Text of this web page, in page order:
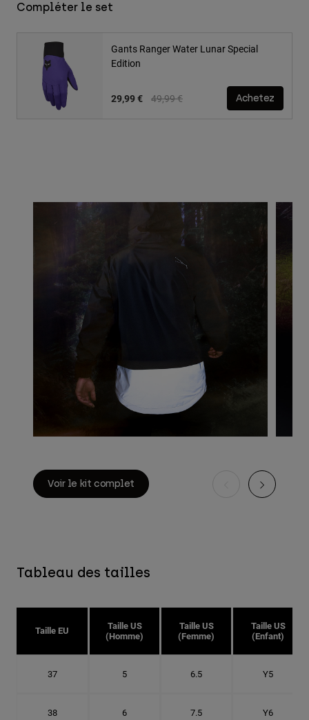
Compléter le set
Gants Ranger Water Lunar Special
Edition
Price reduced from
49,99 €to
29,99 € Achetez
Voir le kit complet
Tableau des tailles
Taille EU
Taille US
(Homme)
Taille US
(Femme)
Taille US
(Enfant)
37 5 6.5 Y5
38 6 7.5 Y6